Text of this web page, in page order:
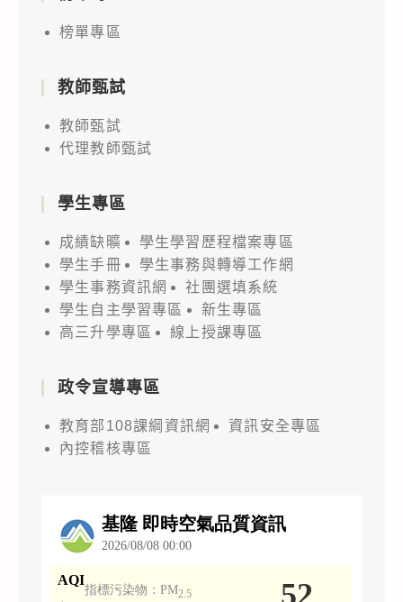
榜單專區
教師甄試
教師甄試
代理教師甄試
學生專區
成績缺曠
學生學習歷程檔案專區
學生手冊
學生事務與轉導工作網
學生事務資訊網
社團選填系統
學生自主學習專區
新生專區
高三升學專區
線上授課專區
政令宣導專區
教育部108課綱資訊網
資訊安全專區
內控稽核專區